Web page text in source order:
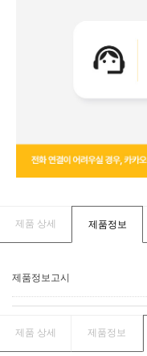
제품 상세 제품정보
제품정보고시
제품 상세 제품정보